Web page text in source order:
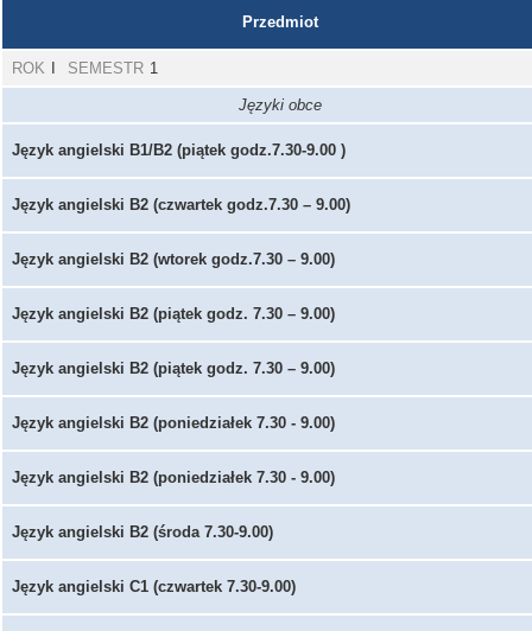
Przedmiot
ROK SEMESTR 1
Języki obce
Język angielski B1/B2 (piątek godz.7.30-9.00 )
Język angielski B2 (czwartek godz.7.30 – 9.00)
Język angielski B2 (wtorek godz.7.30 – 9.00)
Język angielski B2 (piątek godz. 7.30 – 9.00)
Język angielski B2 (piątek godz. 7.30 – 9.00)
Język angielski B2 (poniedziałek 7.30 - 9.00)
Język angielski B2 (poniedziałek 7.30 - 9.00)
Język angielski B2 (środa 7.30-9.00)
Język angielski C1 (czwartek 7.30-9.00)